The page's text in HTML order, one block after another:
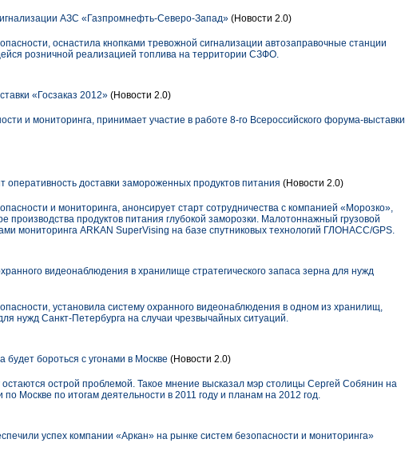
АЗС «Газпромнефть-Северо-Запад» (Новости 2.0)
оснастила кнопками тревожной сигнализации автозаправочные станции
розничной реализацией топлива на территории СЗФО.
«Госзаказ 2012» (Новости 2.0)
и мониторинга, принимает участие в работе 8-го Всероссийского форума-выставки
доставки замороженных продуктов питания (Новости 2.0)
и мониторинга, анонсирует старт сотрудничества с компанией «Морозко»,
производства продуктов питания глубокой заморозки. Малотоннажный грузовой
мониторинга ARKAN SuperVising на базе спутниковых технологий ГЛОНАСС/GPS.
видеонаблюдения в хранилище стратегического запаса зерна для нужд
установила систему охранного видеонаблюдения в одном из хранилищ,
нужд Санкт-Петербурга на случаи чрезвычайных ситуаций.
будет бороться с угонами в Москве (Новости 2.0)
острой проблемой. Такое мнение высказал мэр столицы Сергей Собянин на
Москве по итогам деятельности в 2011 году и планам на 2012 год.
успех компании «Аркан» на рынке систем безопасности и мониторинга»